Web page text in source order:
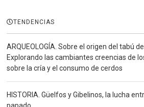
TENDENCIAS
ARQUEOLOGÍA. Sobre el origen del tabú
Explorando las cambiantes creencias de
sobre la cría y el consumo de cerdos
HISTORIA. Güelfos y Gibelinos, la lucha
papado